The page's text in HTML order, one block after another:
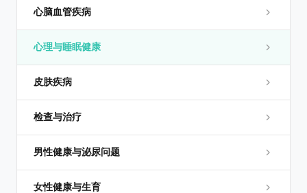
心脑血管疾病
心理与睡眠健康
皮肤疾病
检查与治疗
男性健康与泌尿问题
女性健康与生育